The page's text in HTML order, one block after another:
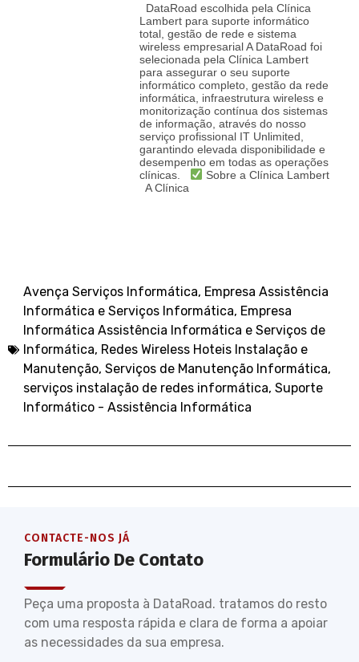
DataRoad escolhida pela Clínica
Lambert para suporte informático
total, gestão de rede e sistema
wireless empresarial A DataRoad foi
selecionada pela Clínica Lambert
para assegurar o seu suporte
informático completo, gestão da rede
informática, infraestrutura wireless e
monitorização contínua dos sistemas
de informação, através do nosso
serviço profissional IT Unlimited,
garantindo elevada disponibilidade e
desempenho em todas as operações
clínicas.
Sobre a Clínica Lambert
A Clínica
Avença Serviços Informática, Empresa Assistência
Informática e Serviços Informática, Empresa
Informática Assistência Informática e Serviços de
Informática, Redes Wireless Hoteis Instalação e
Manutenção, Serviços de Manutenção Informática,
serviços instalação de redes informática, Suporte
Informático - Assistência Informática
CONTACTE-NOS JÁ
Formulário De Contato
Peça uma proposta à DataRoad. tratamos do resto
com uma resposta rápida e clara de forma a apoiar
as necessidades da sua empresa.